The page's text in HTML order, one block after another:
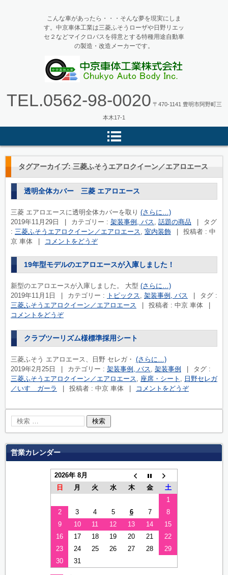
体工業
こんな車があったら・・・そんな夢を現実にしま
す。中京車体工業は三菱ふそうローザや日野リエッ
セ２などマイクロバスを得意とする特種用途自動車
の製造・改造メーカーです。
TEL.0562-98-0020 〒470-1141 豊明市阿野町三
本木17-1
タグアーカイブ: 三菱ふそうエアロクイーン／エアロエース
透明全体カバー 三菱 エアロエース
三菱 エアロエースに透明全体カバーを取り (さらに…)
2019年11月29日
カテゴリー : 架装事例, バス, 話題の商品
タグ
: 三菱ふそうエアロクイーン／エアロエース, 室内装飾
投稿者 : 中
京 車体
コメントをどうぞ
19年型モデルのエアロエースが入庫しました！
新型のエアロエースが入庫しました。 大型 (さらに…)
2019年11月1日
カテゴリー : トピックス, 架装事例, バス
タグ :
三菱ふそうエアロクイーン／エアロエース
投稿者 : 中京 車体
コメントをどうぞ
クラブツーリズム様標準採用シート
三菱ふそう エアロエース、日野 セレガ・ (さらに…)
2019年2月25日
カテゴリー : 架装事例, バス, 架装事例
タグ :
三菱ふそうエアロクイーン／エアロエース, 座席・シート , 日野セレガ
／いすゞガーラ
投稿者 : 中京 車体 コメントをどうぞ
営業カレンダー
2026年 8月
日
月 火 水 木 金
土
1
2
3 4 5 6 7
8
9
10 11 12 13 14
15
16
17 18 19 20 21
22
23
24 25 26 27 28
29
30
31